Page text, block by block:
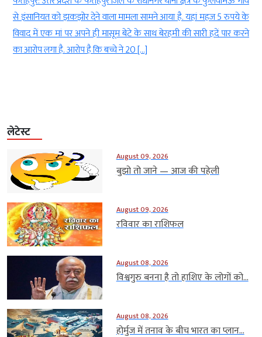
झकझोर देने वाला मामला सामने आया है. यहां महज 5 रुपये के
पर अपने ही मासूम बेटे के साथ बेरहमी की सारी हदें पार करने
है. आरोप है कि बच्चे ने 20 […]
मिलाकर लोगों
health) किया
लेटेस्ट
August 09, 2026
बुझो तो जाने — आज की पहेली
August 09, 2026
रविवार का राशिफल
August 08, 2026
विश्वगुरु बनना है तो हाशिए के लोगों को...
August 08, 2026
होर्मुज में तनाव के बीच भारत का प्लान...